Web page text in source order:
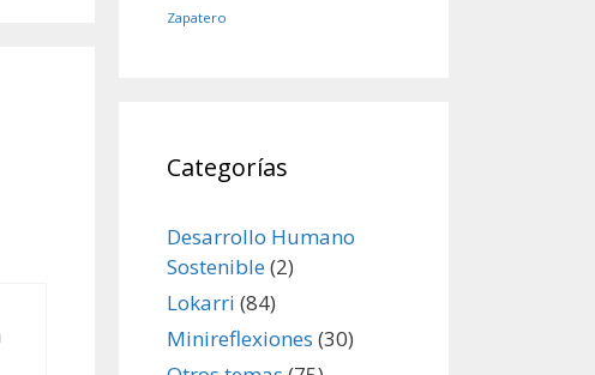
Zapatero
Categorías
Desarrollo Humano
Sostenible(2)
Lokarri (84)
Minireflexiones (30)